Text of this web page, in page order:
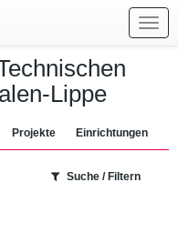
Lippe
Projekte Einrichtungen
Suche / Filtern